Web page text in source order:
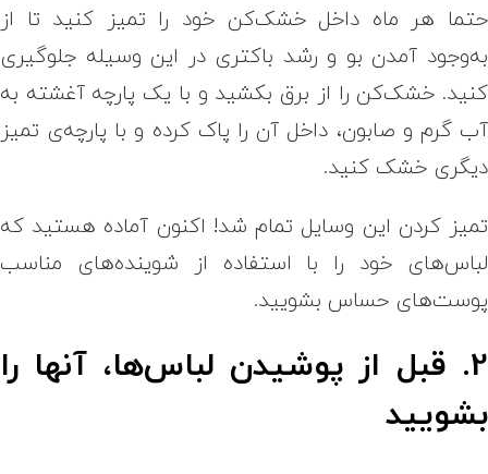
حتما هر ماه داخل خشک‌کن خود را تمیز کنید تا از
به‌وجود آمدن بو و رشد باکتری در این وسیله جلوگیری
کنید. خشک‌کن را از برق بکشید و با یک پارچه آغشته به
آب گرم و صابون، داخل آن را پاک کرده و با پارچه‌ی تمیز
دیگری خشک کنید.
تمیز کردن این وسایل تمام شد! اکنون آماده هستید که
لباس‌های خود را با استفاده از شوینده‌های مناسب
پوست‌های حساس بشویید.
2. قبل از پوشیدن لباس‌ها، آنها را
بشویید